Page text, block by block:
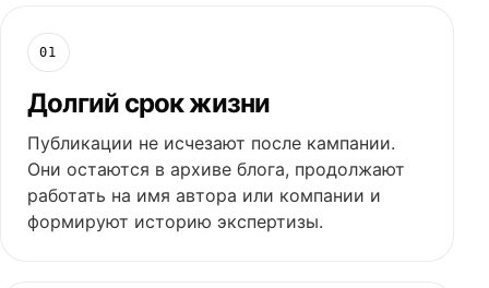
01
Долгий срок жизни
Публикации не исчезают после кампании.
Они остаются в архиве блога, продолжают
работать на имя автора или компании и
формируют историю экспертизы.